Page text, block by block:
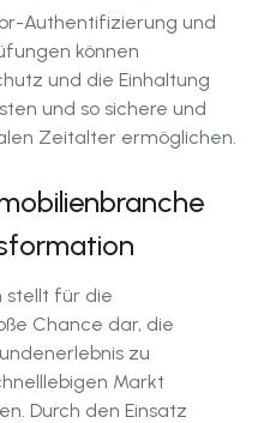
Authentifizierung und
können
und die Einhaltung
und so sichere und
Zeitalter ermöglichen.
stellt für die
Chance dar, die
zu
Markt
Durch den Einsatz